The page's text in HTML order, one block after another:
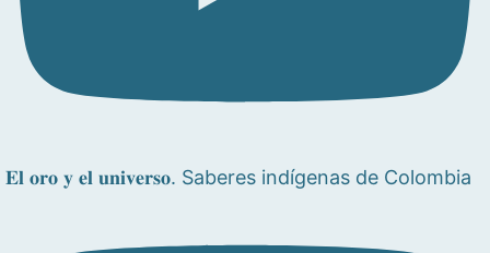
𝐄𝐥 𝐨𝐫𝐨 𝐲 𝐞𝐥 𝐮𝐧𝐢𝐯𝐞𝐫𝐬𝐨. Saberes indígenas de Colombia